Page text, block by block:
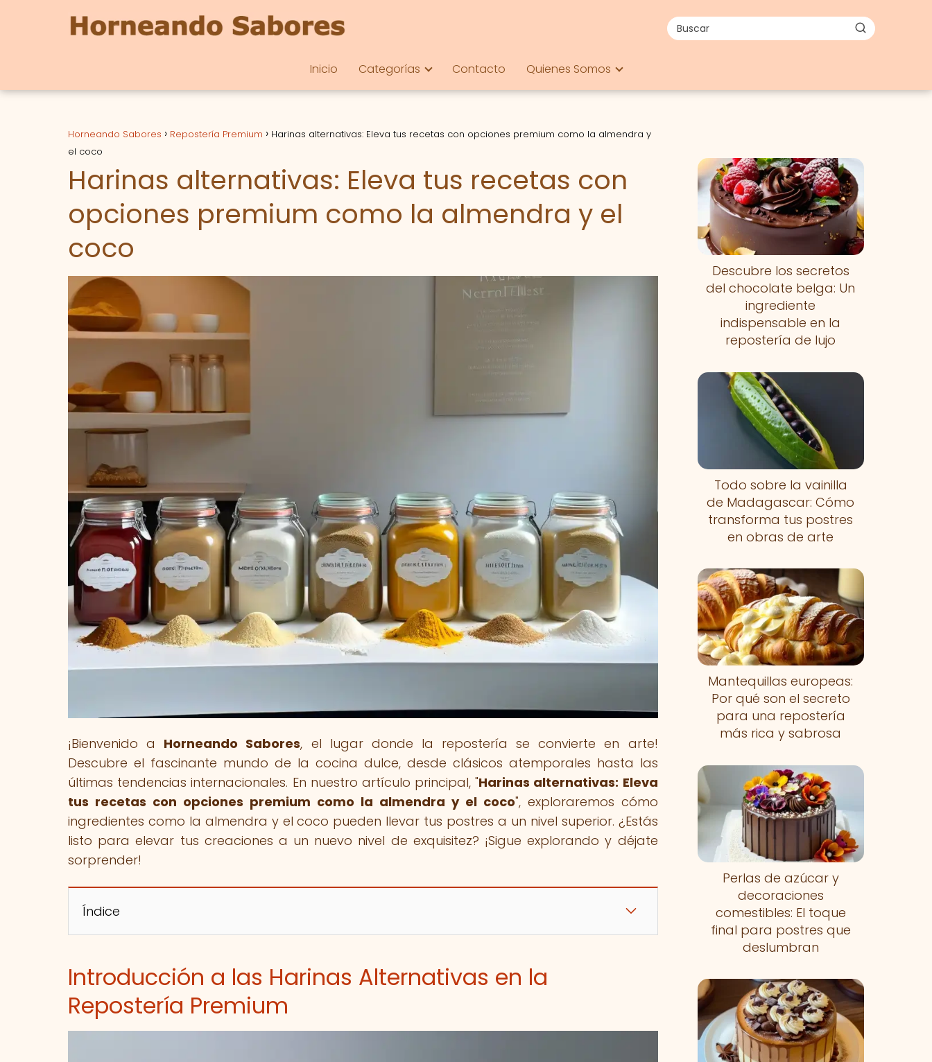
Inicio Categorías Contacto Quienes Somos
Horneando Sabores Repostería Premium
Harinas alternativas: Eleva tus recetas con opciones premium como la almendra y
el coco
Harinas alternativas: Eleva tus recetas con
opciones premium como la almendra y el
coco
¡Bienvenido a Horneando Sabores, el lugar donde la repostería se convierte en arte!
Descubre el fascinante mundo de la cocina dulce, desde clásicos atemporales hasta las
últimas tendencias internacionales. En nuestro artículo principal, "Harinas alternativas: Eleva
tus recetas con opciones premium como la almendra y el coco", exploraremos cómo
ingredientes como la almendra y el coco pueden llevar tus postres a un nivel superior. ¿Estás
listo para elevar tus creaciones a un nuevo nivel de exquisitez? ¡Sigue explorando y déjate
sorprender!
Índice
Introducción a las Harinas Alternativas en la
Repostería Premium
Descubre los secretos
del chocolate belga: Un
ingrediente
indispensable en la
repostería de lujo
Todo sobre la vainilla
de Madagascar: Cómo
transforma tus postres
en obras de arte
Mantequillas europeas:
Por qué son el secreto
para una repostería
más rica y sabrosa
Perlas de azúcar y
decoraciones
comestibles: El toque
final para postres que
deslumbran